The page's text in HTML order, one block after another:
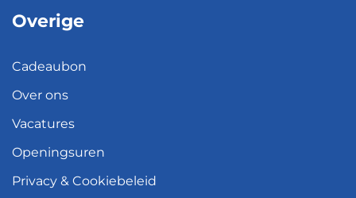
Overige
Cadeaubon
Over ons
Vacatures
Openingsuren
Privacy & Cookiebeleid